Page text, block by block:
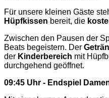
Für unsere kleinen Gäste
Hüpfkissen bereit, die
Zwischen den Pausen der
Beats begeistern. Der
der Kinderbereich mit
durchgehend geöffnet.
09:45 Uhr - Endspiel